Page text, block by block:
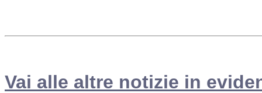
Vai alle altre notizie in